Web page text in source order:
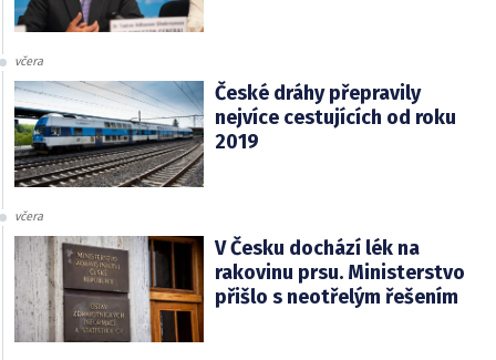
včera
České dráhy přepravily
nejvíce cestujících od roku
2019
včera
V Česku dochází lék na
rakovinu prsu. Ministerstvo
přišlo s neotřelým řešením